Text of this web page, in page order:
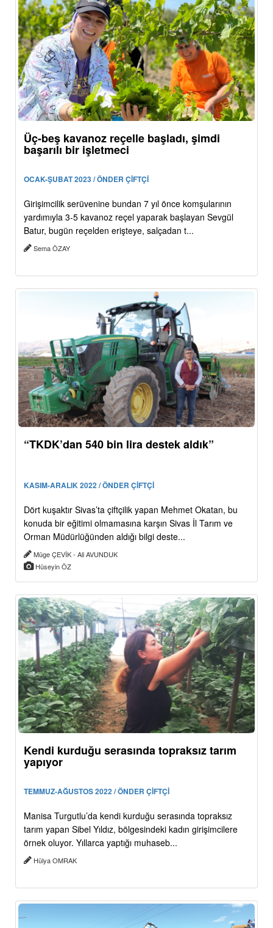
Üç-beş kavanoz reçelle başladı, şimdi
başarılı bir işletmeci
OCAK-ŞUBAT 2023 / ÖNDER ÇİFTÇİ
Girişimcilik serüvenine bundan 7 yıl önce komşularının
yardımıyla 3-5 kavanoz reçel yaparak başlayan Sevgül
Batur, bugün reçelden erişteye, salçadan t...
Sema ÖZAY
“TKDK’dan 540 bin lira destek aldık”
KASIM-ARALIK 2022 / ÖNDER ÇİFTÇİ
Dört kuşaktır Sivas’ta çiftçilik yapan Mehmet Okatan, bu
konuda bir eğitimi olmamasına karşın Sivas İl Tarım ve
Orman Müdürlüğünden aldığı bilgi deste...
Müge ÇEVİK - Ali AVUNDUK
Hüseyin ÖZ
Kendi kurduğu serasında topraksız tarım
yapıyor
TEMMUZ-AĞUSTOS 2022 / ÖNDER ÇİFTÇİ
Manisa Turgutlu’da kendi kurduğu serasında topraksız
tarım yapan Sibel Yıldız, bölgesindeki kadın girişimcilere
örnek oluyor. Yıllarca yaptığı muhaseb...
Hülya OMRAK